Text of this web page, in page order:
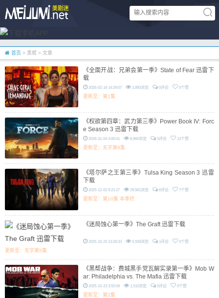
首页 > 黑帮 > 文章
《全面开战：兄弟会第一季》State of Fear 迅雷下
载
2026-02-14 14:29:07 3,950浏览 0评论 0个赞
更新至：第1集
《权欲第四章：武力第三季》Power Book IV: Forc
e Season 3 迅雷下载
2026-01-04 4:00:41 8,960浏览 5评论 13个赞
更新至：无字第9集
《塔尔萨之王第三季》Tulsa King Season 3 迅雷
下载
2025-12-02 9:21:27 29,581浏览 6评论 7个赞
更新至：第10集 本季终
《迷局蚀心第一季》The Graft 迅雷下载
2025-10-24 13:28:33 5,559浏览 1评论 0个赞
更新至：无字第5集
《黑帮战争：费城黑手党瓦解实录第一季》Mob W
ar: Philadelphia vs. The Mafia 迅雷下载
2025-10-23 3:55:59 1,510浏览 0评论 0个赞
更新至：第3集